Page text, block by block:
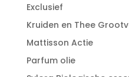
Exclusief
Kruiden en Thee
Mattisson Actie
Parfum olie